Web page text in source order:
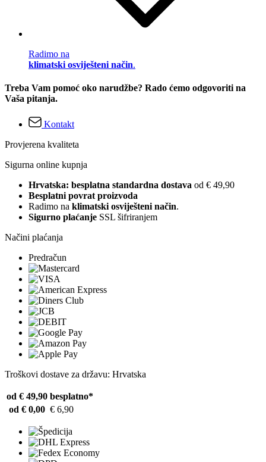
Radimo na
klimatski osviješteni način.
Treba Vam pomoć oko narudžbe? Rado ćemo odgovoriti na
Vaša pitanja.
Kontakt
Provjerena kvaliteta
Sigurna online kupnja
Hrvatska: besplatna standardna dostava od € 49,90
Besplatni povrat proizvoda
Radimo na klimatski osviješteni način.
Sigurno plaćanje SSL šifriranjem
Načini plaćanja
Predračun
Troškovi dostave za državu: Hrvatska
od € 49,90 besplatno*
od € 0,00 € 6,90